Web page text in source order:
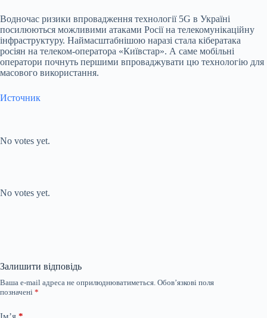
Водночас ризики впровадження технології 5G в Україні
посилюються можливими атаками Росії на телекомунікаційну
інфраструктуру. Наймасштабнішою наразі стала кібератака
росіян на телеком-оператора «Київстар». А саме мобільні
оператори почнуть першими впроваджувати цю технологію для
масового використання.
Источник
No votes yet.
No votes yet.
Залишити відповідь
Ваша e-mail адреса не оприлюднюватиметься. Обов’язкові поля
позначені *